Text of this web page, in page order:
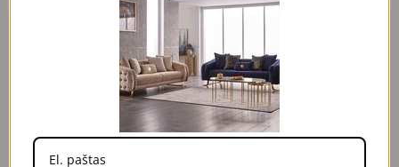
Prenumeruok naujienas ir
gauk nuolaidas